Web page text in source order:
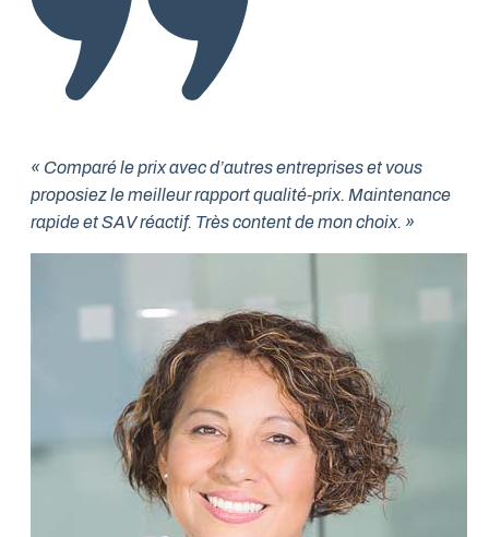
« Comparé le prix avec d’autres entreprises et vous
proposiez le meilleur rapport qualité-prix. Maintenance
rapide et SAV réactif. Très content de mon choix. »